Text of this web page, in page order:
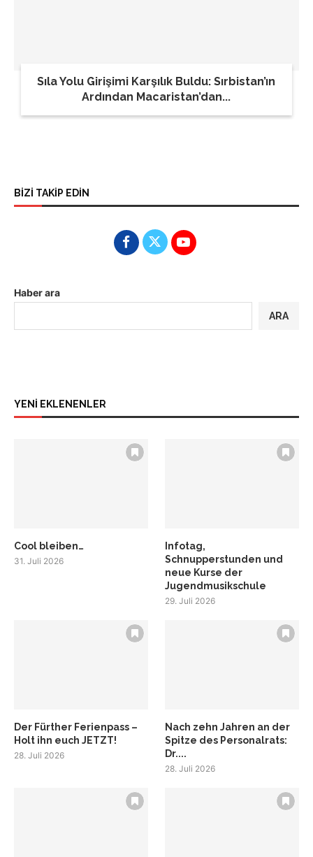
Sıla Yolu Girişimi Karşılık Buldu: Sırbistan’ın
Ardından Macaristan’dan...
BİZİ TAKİP EDİN
Haber ara
ARA
YENİ EKLENENLER
Cool bleiben…
31. Juli 2026
Infotag,
Schnupperstunden und
neue Kurse der
Jugendmusikschule
29. Juli 2026
Der Fürther Ferienpass –
Holt ihn euch JETZT!
28. Juli 2026
Nach zehn Jahren an der
Spitze des Personalrats:
Dr....
28. Juli 2026